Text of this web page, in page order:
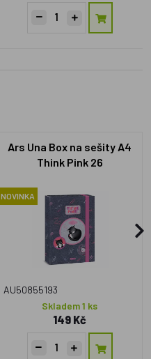
Ars Una Box na sešity A4
Think Pink 26
NOVINKA
AU50855193
Skladem 1 ks
149 Kč